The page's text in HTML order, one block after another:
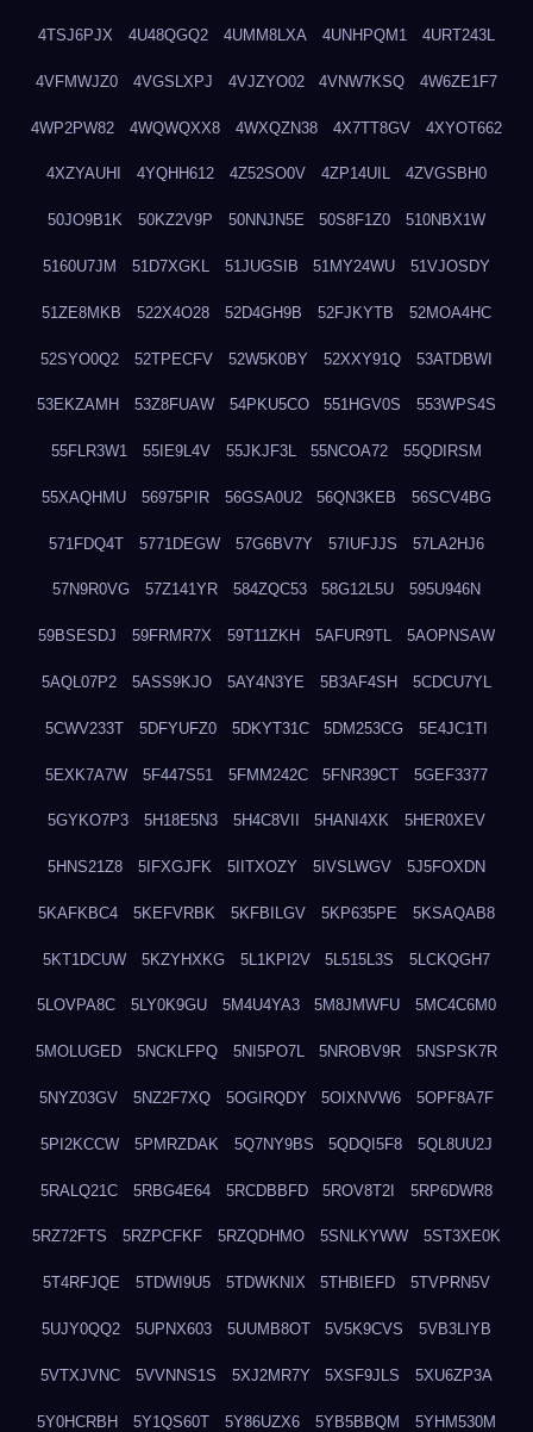
4TSJ6PJX 4U48QGQ2 4UMM8LXA 4UNHPQM1 4URT243L
4VFMWJZ0 4VGSLXPJ 4VJZYO02 4VNW7KSQ 4W6ZE1F7
4WP2PW82 4WQWQXX8 4WXQZN38 4X7TT8GV 4XYOT662
4XZYAUHI 4YQHH612 4Z52SO0V 4ZP14UIL 4ZVGSBH0
50JO9B1K 50KZ2V9P 50NNJN5E 50S8F1Z0 510NBX1W
5160U7JM 51D7XGKL 51JUGSIB 51MY24WU 51VJOSDY
51ZE8MKB 522X4O28 52D4GH9B 52FJKYTB 52MOA4HC
52SYO0Q2 52TPECFV 52W5K0BY 52XXY91Q 53ATDBWI
53EKZAMH 53Z8FUAW 54PKU5CO 551HGV0S 553WPS4S
55FLR3W1 55IE9L4V 55JKJF3L 55NCOA72 55QDIRSM
55XAQHMU 56975PIR 56GSA0U2 56QN3KEB 56SCV4BG
571FDQ4T 5771DEGW 57G6BV7Y 57IUFJJS 57LA2HJ6
57N9R0VG 57Z141YR 584ZQC53 58G12L5U 595U946N
59BSESDJ 59FRMR7X 59T11ZKH 5AFUR9TL 5AOPNSAW
5AQL07P2 5ASS9KJO 5AY4N3YE 5B3AF4SH 5CDCU7YL
5CWV233T 5DFYUFZ0 5DKYT31C 5DM253CG 5E4JC1TI
5EXK7A7W 5F447S51 5FMM242C 5FNR39CT 5GEF3377
5GYKO7P3 5H18E5N3 5H4C8VII 5HANI4XK 5HER0XEV
5HNS21Z8 5IFXGJFK 5IITXOZY 5IVSLWGV 5J5FOXDN
5KAFKBC4 5KEFVRBK 5KFBILGV 5KP635PE 5KSAQAB8
5KT1DCUW 5KZYHXKG 5L1KPI2V 5L515L3S 5LCKQGH7
5LOVPA8C 5LY0K9GU 5M4U4YA3 5M8JMWFU 5MC4C6M0
5MOLUGED 5NCKLFPQ 5NI5PO7L 5NROBV9R 5NSPSK7R
5NYZ03GV 5NZ2F7XQ 5OGIRQDY 5OIXNVW6 5OPF8A7F
5PI2KCCW 5PMRZDAK 5Q7NY9BS 5QDQI5F8 5QL8UU2J
5RALQ21C 5RBG4E64 5RCDBBFD 5ROV8T2I 5RP6DWR8
5RZ72FTS 5RZPCFKF 5RZQDHMO 5SNLKYWW 5ST3XE0K
5T4RFJQE 5TDWI9U5 5TDWKNIX 5THBIEFD 5TVPRN5V
5UJY0QQ2 5UPNX603 5UUMB8OT 5V5K9CVS 5VB3LIYB
5VTXJVNC 5VVNNS1S 5XJ2MR7Y 5XSF9JLS 5XU6ZP3A
5Y0HCRBH 5Y1QS60T 5Y86UZX6 5YB5BBQM 5YHM530M